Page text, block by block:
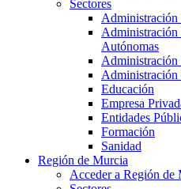
Sectores
Administración
Administración
Autónomas
Administración
Administración
Educación
Empresa
Entidades
Formación
Sanidad
Región de Murcia
Acceder a Región de